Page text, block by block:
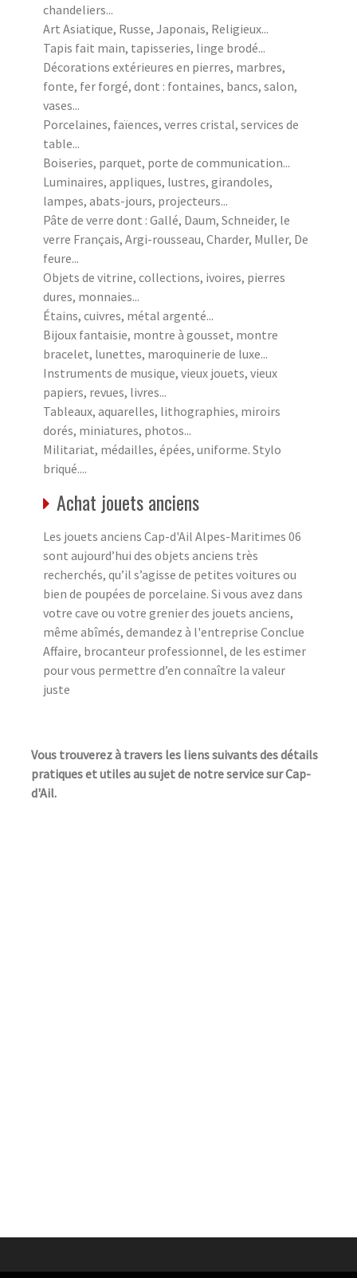
chandeliers...
Art Asiatique, Russe, Japonais, Religieux...
Tapis fait main, tapisseries, linge brodé...
Décorations extérieures en pierres, marbres,
fonte, fer forgé, dont : fontaines, bancs, salon,
vases...
Porcelaines, faïences, verres cristal, services de
table...
Boiseries, parquet, porte de communication...
Luminaires, appliques, lustres, girandoles,
lampes, abats-jours, projecteurs...
Pâte de verre dont : Gallé, Daum, Schneider, le
verre Français, Argi-rousseau, Charder, Muller, De
feure...
Objets de vitrine, collections, ivoires, pierres
dures, monnaies...
Étains, cuivres, métal argenté...
Bijoux fantaisie, montre à gousset, montre
bracelet, lunettes, maroquinerie de luxe...
Instruments de musique, vieux jouets, vieux
papiers, revues, livres...
Tableaux, aquarelles, lithographies, miroirs
dorés, miniatures, photos...
Militariat, médailles, épées, uniforme. Stylo
briqué....
Achat jouets anciens
Les jouets anciens Cap-d'Ail Alpes-Maritimes 06
sont aujourd’hui des objets anciens très
recherchés, qu’il s’agisse de petites voitures ou
bien de poupées de porcelaine. Si vous avez dans
votre cave ou votre grenier des jouets anciens,
même abîmés, demandez à l'entreprise Conclue
Affaire, brocanteur professionnel, de les estimer
pour vous permettre d’en connaître la valeur
juste
Vous trouverez à travers les liens suivants des détails
pratiques et utiles au sujet de notre service sur Cap-
d'Ail.